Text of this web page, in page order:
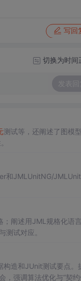
写回
切换为时间
发表回
测试等，还阐述了图模
和JMLUnitNG/
；阐述用JML规格化语
试对应。
构造和JUnit测试要点。
强调算法优化与“契约